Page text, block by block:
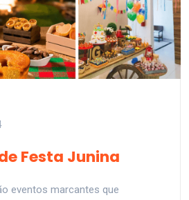
Festa Junina
eventos marcantes que